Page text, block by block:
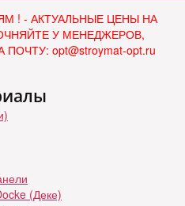
! - АКТУАЛЬНЫЕ ЦЕНЫ НА
У МЕНЕДЖЕРОВ,
opt@stroymat-opt.ru
(Деке)